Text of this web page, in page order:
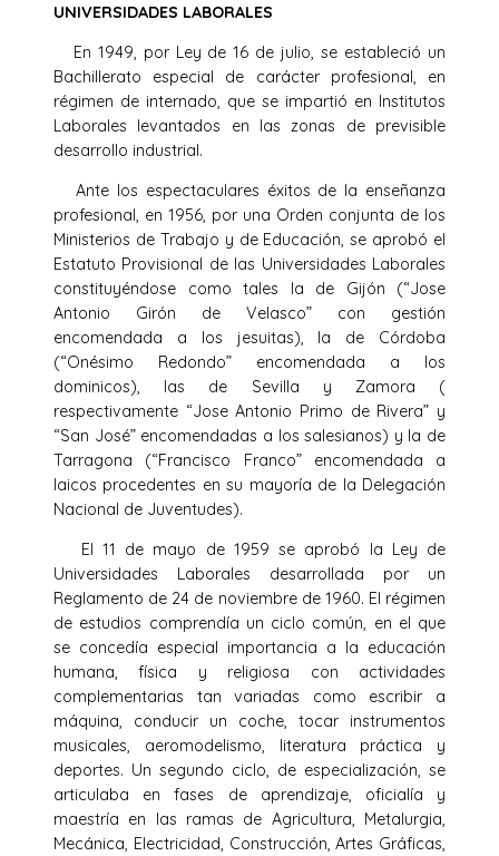
UNIVERSIDADES LABORALES
En 1949, por Ley de 16 de julio, se estableció un
Bachillerato especial de carácter profesional, en
régimen de internado, que se impartió en Institutos
Laborales levantados en las zonas de previsible
desarrollo industrial.
Ante los espectaculares éxitos de la enseñanza
profesional, en 1956, por una Orden conjunta de los
Ministerios de Trabajo y de Educación, se aprobó el
Estatuto Provisional de las Universidades Laborales
constituyéndose como tales la de Gijón (“Jose
Antonio Girón de Velasco” con gestión
encomendada a los jesuitas), la de Córdoba
(“Onésimo Redondo” encomendada a los
dominicos), las de Sevilla y Zamora (
respectivamente “Jose Antonio Primo de Rivera” y
“San José” encomendadas a los salesianos) y la de
Tarragona (“Francisco Franco” encomendada a
laicos procedentes en su mayoría de la Delegación
Nacional de Juventudes).
El 11 de mayo de 1959 se aprobó la Ley de
Universidades Laborales desarrollada por un
Reglamento de 24 de noviembre de 1960. El régimen
de estudios comprendía un ciclo común, en el que
se concedía especial importancia a la educación
humana, física y religiosa con actividades
complementarias tan variadas como escribir a
máquina, conducir un coche, tocar instrumentos
musicales, aeromodelismo, literatura práctica y
deportes. Un segundo ciclo, de especialización, se
articulaba en fases de aprendizaje, oficialía y
maestría en las ramas de Agricultura, Metalurgia,
Mecánica, Electricidad, Construcción, Artes Gráficas,